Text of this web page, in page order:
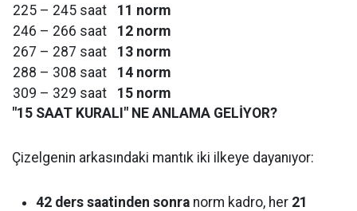
225 – 245 saat
11 norm
246 – 266 saat
12 norm
267 – 287 saat
13 norm
288 – 308 saat
14 norm
309 – 329 saat
15 norm
"15 SAAT KURALI" NE ANLAMA GELİYOR?
Çizelgenin arkasındaki mantık iki ilkeye dayanıyor:
42 ders saatinden sonra norm kadro, her 21